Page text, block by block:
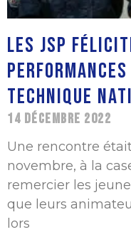
LES JSP
TECHNIQUE
14 DÉCEMBRE 2022
Une rencontre
novembre, à la
remercier les
que leurs
lors